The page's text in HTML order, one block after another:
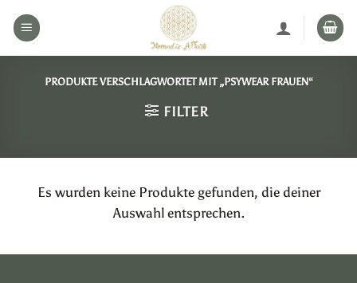
Inhalt
PRODUKTE VERSCHLAGWORTET MIT „PSYWEAR FRAUEN“
FILTER
Es wurden keine Produkte gefunden, die deiner
Auswahl entsprechen.